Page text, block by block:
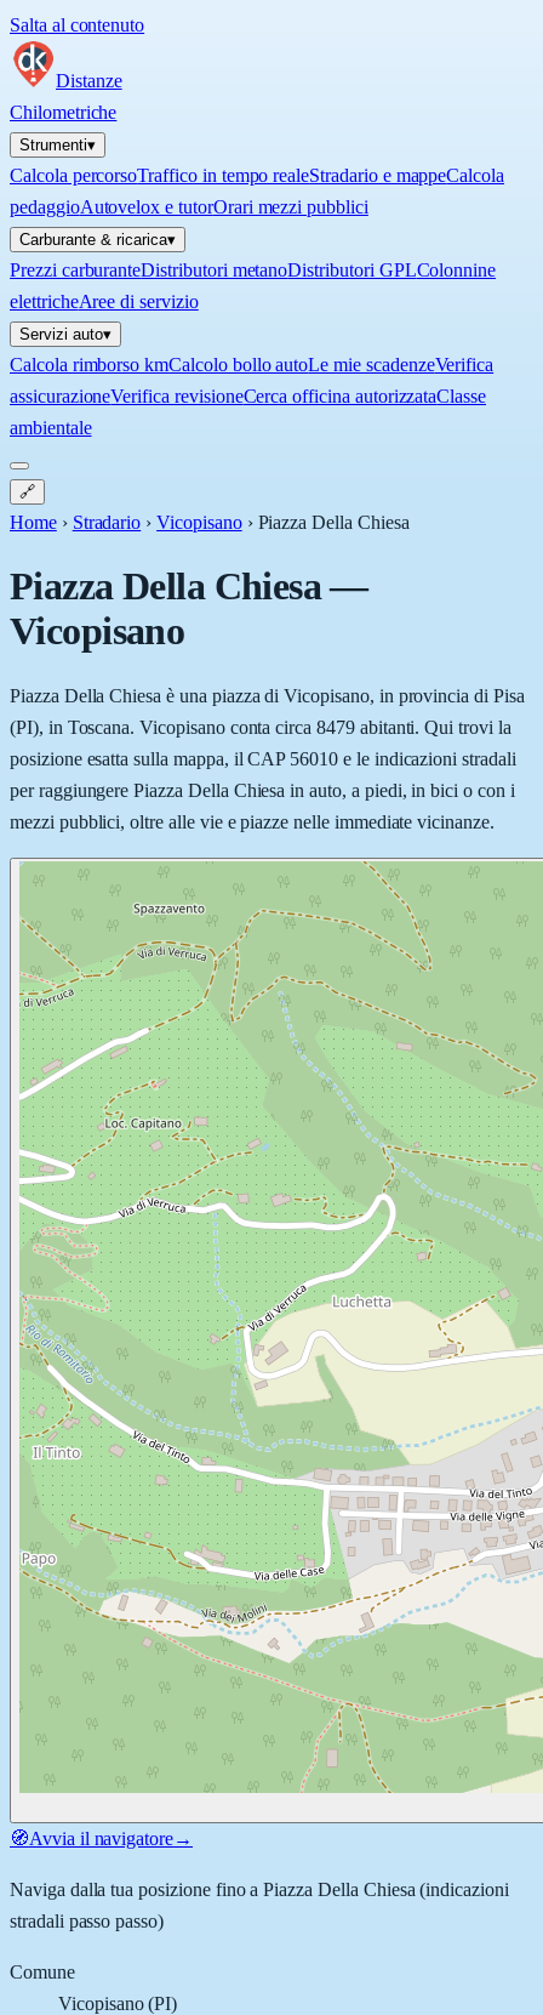
Salta al contenuto
Distanze
Chilometriche
Strumenti▾
Calcola percorsoTraffico in tempo realeStradario e mappeCalcola
pedaggioAutovelox e tutorOrari mezzi pubblici
Carburante & ricarica▾
Prezzi carburanteDistributori metanoDistributori GPLColonnine
elettricheAree di servizio
Servizi auto▾
Calcola rimborso kmCalcolo bollo autoLe mie scadenzeVerifica
assicurazioneVerifica revisioneCerca officina autorizzataClasse
ambientale
🔗
Home › Stradario › Vicopisano › Piazza Della Chiesa
Piazza Della Chiesa—
Vicopisano
Piazza Della Chiesa è una piazza di Vicopisano, in provincia di Pisa
(PI), in Toscana. Vicopisano conta circa 8479 abitanti. Qui trovi la
posizione esatta sulla mappa, il CAP 56010 e le indicazioni stradali
per raggiungere Piazza Della Chiesa in auto, a piedi, in bici o con i
mezzi pubblici, oltre alle vie e piazze nelle immediate vicinanze.
🧭Avvia il navigatore→
Naviga dalla tua posizione fino aPiazza Della Chiesa (indicazioni
stradali passo passo)
Comune
Vicopisano(PI)